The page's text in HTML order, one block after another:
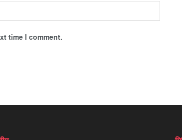
time I comment.